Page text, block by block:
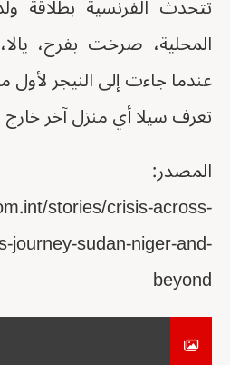
تتحدث الفرنسية بطلاقة
المحلية، صرخت بفرح،
عندما جاءت إلى النيجر
تعرف سيلا أي منزل آخر خارج
المصدر:
stories/crisis-across-
journey-sudan-niger-and-
beyond